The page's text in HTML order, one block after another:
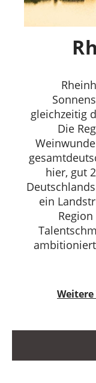
gleichzeitig
Die
hier, gut
ein
Weitere